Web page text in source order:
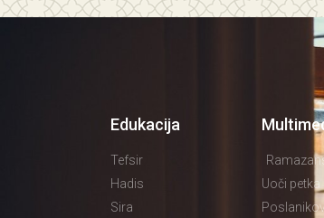
Edukacija
Tefsir
Hadis
Sira
Uoči